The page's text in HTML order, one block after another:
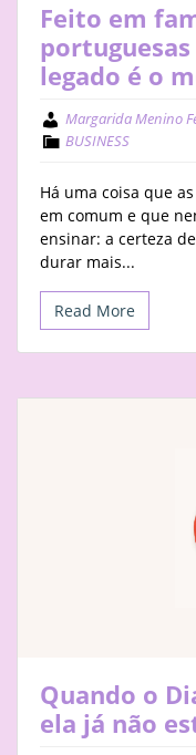
Feito em
legado é o
Margarida Menino
BUSINESS
Há uma coisa que
em comum e que
ensinar: a certeza
durar mais...
Read More
Quando o
ela já não